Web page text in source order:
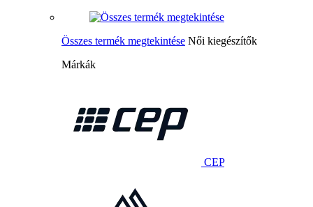
Összes termék megtekintése Női kiegészítők
Márkák
CEP